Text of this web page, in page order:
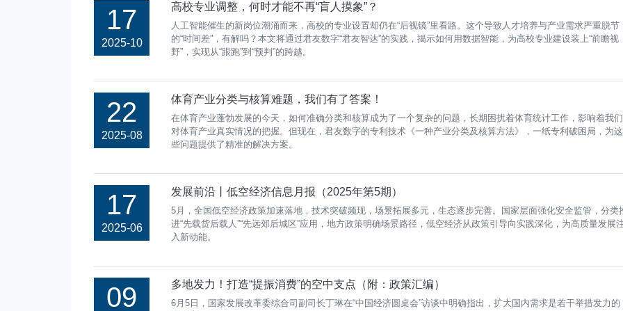
17
2025-10
高校专业调整，何时才能不再“盲人摸象”？
人工智能催生的新岗位潮涌而来，高校的专业设置却仍在“后视镜”里看路。这个导致人才培养与产业需求严重脱节
的“时间差”，有解吗？本文将通过君友数字“君友智达”的实践，揭示如何用数据智能，为高校专业建设装上“前瞻视
野”，实现从“跟跑”到“预判”的跨越。
22
2025-08
体育产业分类与核算难题，我们有了答案！
在体育产业蓬勃发展的今天，如何准确分类和核算成为了一个复杂的问题，长期困扰着体育统计工作，影响着我们
对体育产业真实情况的把握。但现在，君友数字的专利技术《一种产业分类及核算方法》，一纸专利破困局，为这
些问题提供了精准的解决方案。
17
2025-06
发展前沿丨低空经济信息月报（2025年第5期）
5月，全国低空经济政策加速落地，技术突破频现，场景拓展多元，生态逐步完善。国家层面强化安全监管，分类
进“先载货后载人”“先远郊后城区”应用，地方政策明确场景路径，低空经济从政策引导向实践深化，为高质量发展
入新动能。
09 多地发力！打造“提振消费”的空中支点（附：政策汇编）
6月5日，国家发展改革委综合司副司长丁琳在“中国经济圆桌会”访谈中明确指出，扩大国内需求是若干举措发力的